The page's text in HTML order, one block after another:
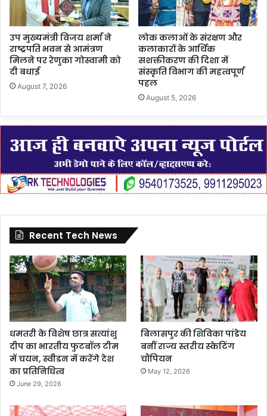
उप मुख्यमंत्री विजय शर्मा ने
राष्ट्रपति भवन से आमंत्रण
मिलने पर रेणुका गोस्वामी को
दी बधाई
August 7, 2026
लोक कलाओं के संरक्षण और
कलाकारों के आर्थिक
सशक्तीकरण की दिशा में
संस्कृति विभाग की महत्वपूर्ण
पहल
August 5, 2026
Recent Tech News
धमतरी के विशेष छात्र सत्यांशु
दीप का भारतीय फुटबॉल टीम
में चयन, स्वीडन में करेंगे देश
का प्रतिनिधित्व
June 29, 2026
बिलासपुर की शिविका पांडेय
बनीं राज्य स्तरीय स्केटिंग
चौंपियन
May 12, 2026